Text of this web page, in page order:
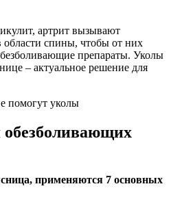
артрит вызывают
спины, чтобы от них
препараты. Уколы
– актуальное решение для
помогут уколы
применяются 7 основных